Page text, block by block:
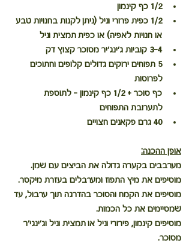
1/2 כף קינמון
1/2 כפית פרורי וניל (ניתן לקנות בחנויות טבע
או חנויות לאפיה) או כפית תמצית וניל
3-4 קוביות ג'ינג'יר מסוכר קצוץ דק
5 תפוחים ירוקים גדולים קלופים וחתוכים
לפרוסות
כף סוכר + 1/2 כף קינמון – לתוספת
לתערובת התפוחים
40 גרם פקאנים חצויים
אופן ההכנה:
מערבבים בקערה גדולה את הביצים עם שמן.
מוסיפים את מיץ התפוז ומערבלים בעזרת מיקסר.
מוסיפים את הקמח והסוכר בהדרגה תוך ערבול, עד
שמסיימים את כל הכמות.
מוסיפים קינמון, פירורי וניל או תמצית וניל וג'ינגי'ר
מסוכר.